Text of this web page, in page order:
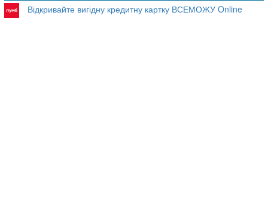
Відкривайте вигідну кредитну картку ВСЕМОЖУ Online